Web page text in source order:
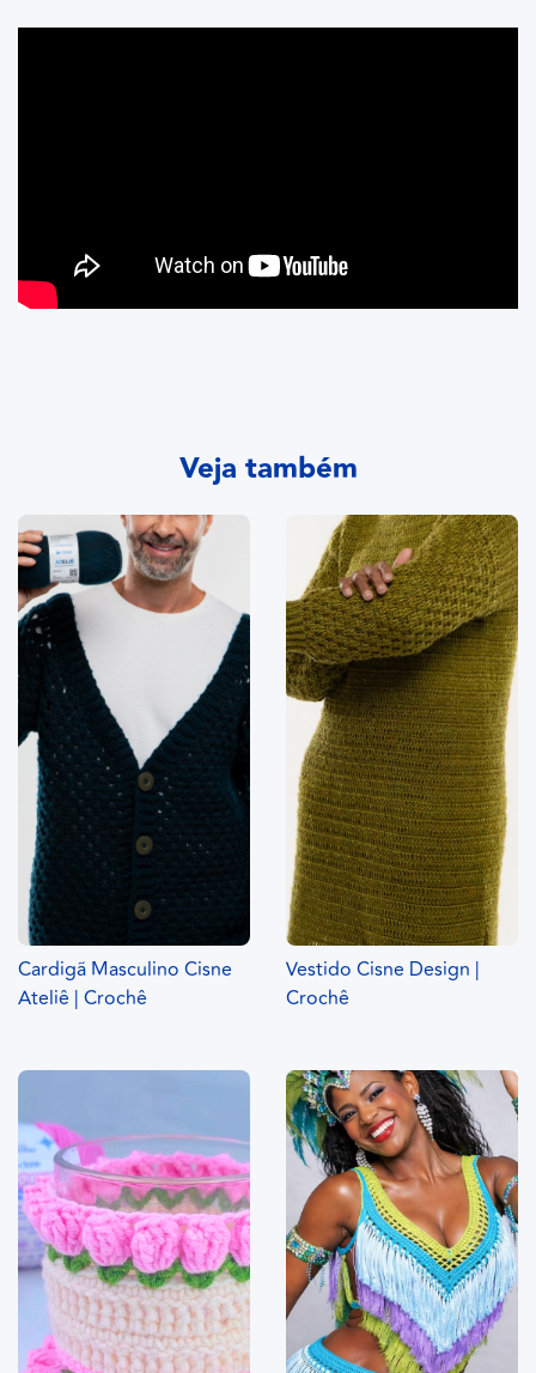
Veja também
Cardigã Masculino Cisne
Ateliê | Crochê
Vestido Cisne Design |
Crochê